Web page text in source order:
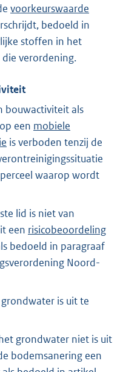
voorkeurswaarde
bedoeld in
stoffen in het
verordening.
bouwactiviteit als
een mobiele
is verboden tenzij de
waarop wordt
lid is niet van
een risicobeoordeling
bedoeld in paragraaf
Noord-
is uit te
grondwater niet is uit
bodemsanering een